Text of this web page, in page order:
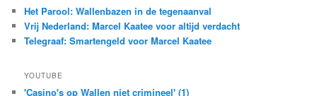
Het Parool: Wallenbazen in de tegenaanval
Vrij Nederland: Marcel Kaatee voor altijd verdacht
Telegraaf: Smartengeld voor Marcel Kaatee
YOUTUBE
'Casino's op Wallen niet crimineel' (1)